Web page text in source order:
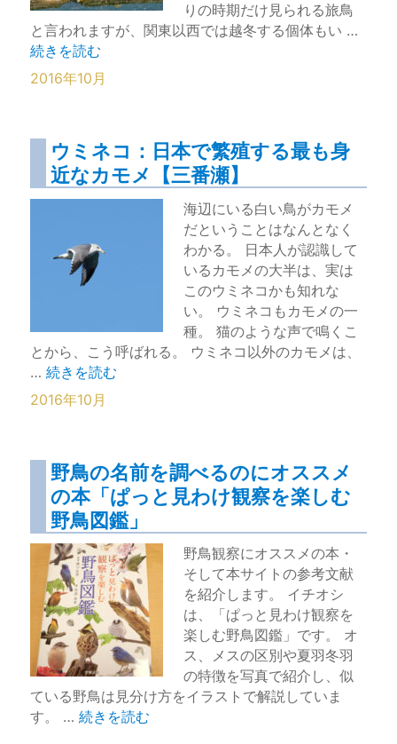
りの時期だけ見られる旅鳥
と言われますが、関東以西では越冬する個体もい …
“トウネンの日向ぼっこ【浦安市】” の
続きを読む
2016年10月
ウミネコ：日本で繁殖する最も身
近なカモメ【三番瀬】
海辺にいる白い鳥がカモメ
だということはなんとなく
わかる。 日本人が認識して
いるカモメの大半は、実は
このウミネコかも知れな
い。 ウミネコもカモメの一
種。 猫のような声で鳴くこ
とから、こう呼ばれる。 ウミネコ以外のカモメは、
…“ウミネコ：日本で繁殖する最も身近なカモメ【三番瀬
続きを読む
2016年10月
野鳥の名前を調べるのにオススメ
の本「ぱっと見わけ観察を楽しむ
野鳥図鑑」
野鳥観察にオススメの本・
そして本サイトの参考文献
を紹介します。 イチオシ
は、「ぱっと見わけ観察を
楽しむ野鳥図鑑」です。 オ
ス、メスの区別や夏羽冬羽
の特徴を写真で紹介し、似
ている野鳥は見分け方をイラストで解説していま
す。 …“野鳥の名前を調べるのにオススメの本「ぱっと
続きを読む